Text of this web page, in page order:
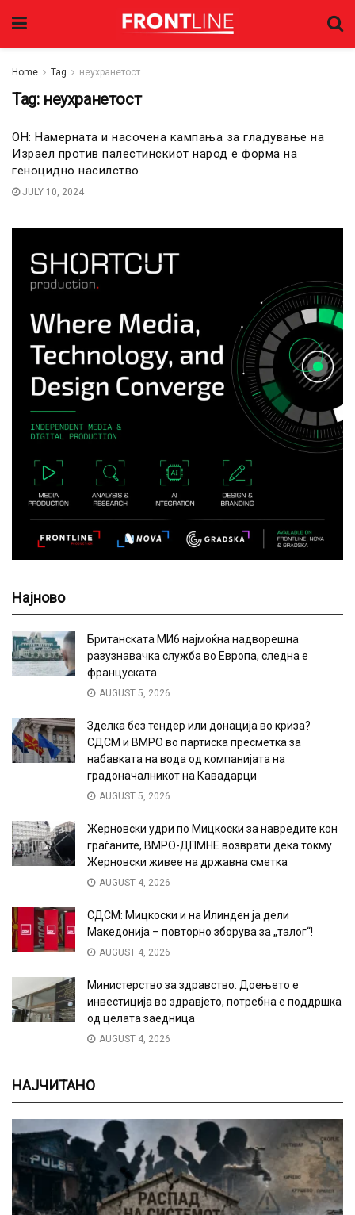
Home Tag неухранетост
Tag: неухранетост
ОН: Намерната и насочена кампања за гладување на
Израел против палестинскиот народ е форма на
геноцидно насилство
JULY 10, 2024
Најново
Британската МИ6 најмоќна надворешна
разузнавачка служба во Европа, следна е
француската
AUGUST 5, 2026
Зделка без тендер или донација во криза?
СДСМ и ВМРО во партиска пресметка за
набавката на вода од компанијата на
градоначалникот на Кавадарци
AUGUST 5, 2026
Жерновски удри по Мицкоски за навредите кон
граѓаните, ВМРО-ДПМНЕ возврати дека токму
Жерновски живее на државна сметка
AUGUST 4, 2026
СДСМ: Мицкоски и на Илинден ја дели
Македонија – повторно зборува за „талог“!
AUGUST 4, 2026
Министерство за здравство: Доењето е
инвестиција во здравјето, потребна е поддршка
од целата заедница
AUGUST 4, 2026
НАЈЧИТАНО